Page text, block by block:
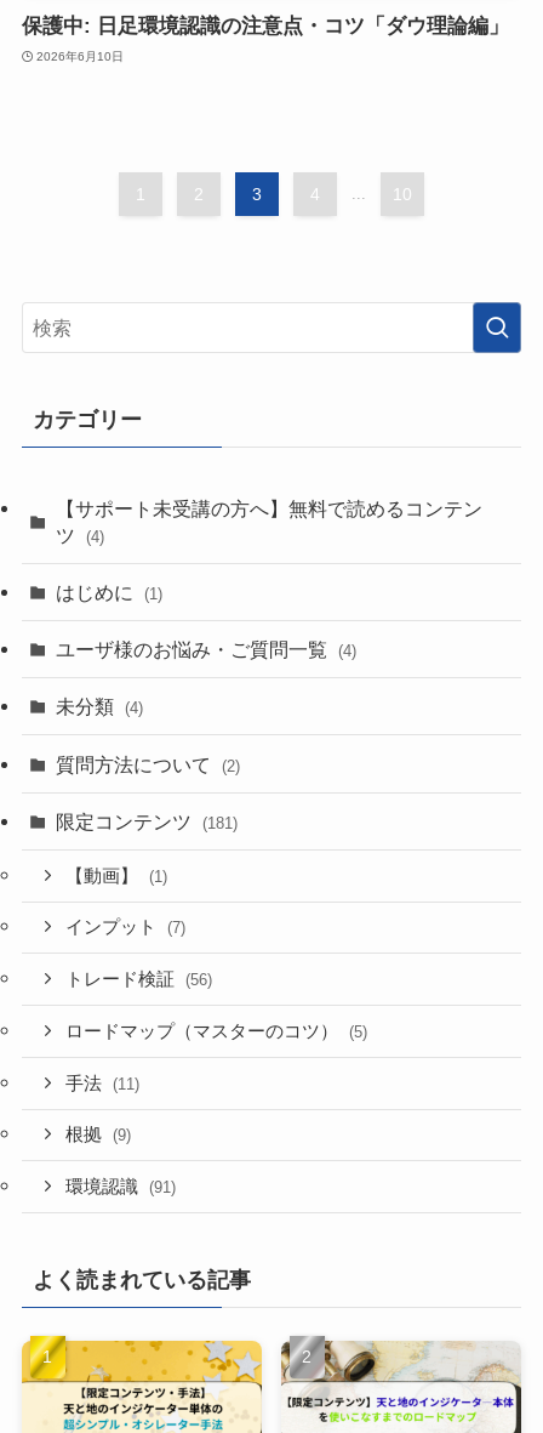
保護中: 日足環境認識の注意点・コツ「ダウ理論編」
2026年6月10日
1 2 3 4 ... 10
カテゴリー
【サポート未受講の方へ】無料で読めるコンテン
ツ
(4)
はじめに (1)
ユーザ様のお悩み・ご質問一覧 (4)
未分類 (4)
質問方法について (2)
限定コンテンツ (181)
【動画】 (1)
インプット (7)
トレード検証 (56)
ロードマップ（マスターのコツ） (5)
手法 (11)
根拠 (9)
環境認識 (91)
よく読まれている記事